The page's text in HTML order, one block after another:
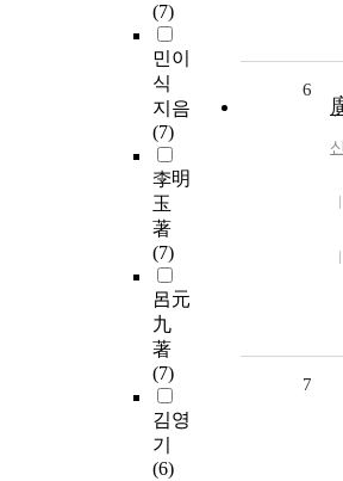
(7)
민이
식
지음
(7)
李明
玉
著
(7)
呂元
九
著
(7)
김영
기
(6)
6
7